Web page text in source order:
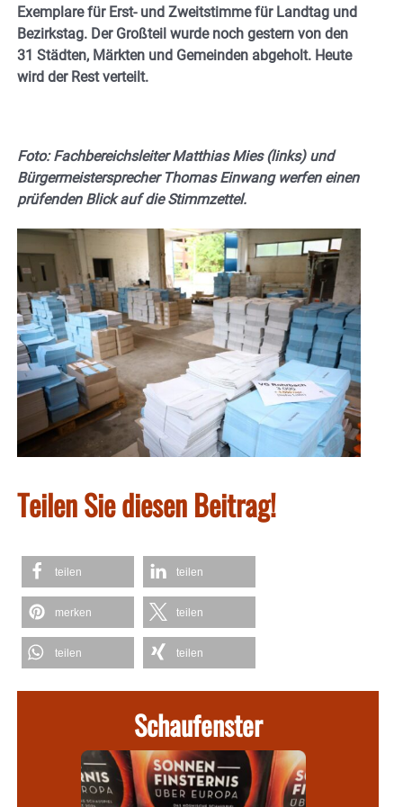
Exemplare für Erst- und Zweitstimme für Landtag und
Bezirkstag. Der Großteil wurde noch gestern von den
31 Städten, Märkten und Gemeinden abgeholt. Heute
wird der Rest verteilt.
Foto: Fachbereichsleiter Matthias Mies (links) und
Bürgermeistersprecher Thomas Einwang werfen einen
prüfenden Blick auf die Stimmzettel.
Teilen Sie diesen Beitrag!
teilen teilen
merken teilen
teilen teilen
Schaufenster